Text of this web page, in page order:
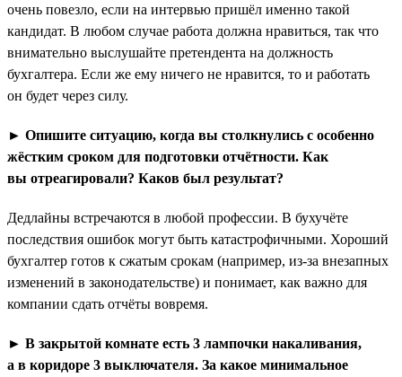
очень повезло, если на интервью пришёл именно такой
кандидат. В любом случае работа должна нравиться, так что
внимательно выслушайте претендента на должность
бухгалтера. Если же ему ничего не нравится, то и работать
он будет через силу.
► Опишите ситуацию, когда вы столкнулись с особенно
жёстким сроком для подготовки отчётности. Как
вы отреагировали? Каков был результат?
Дедлайны встречаются в любой профессии. В бухучёте
последствия ошибок могут быть катастрофичными. Хороший
бухгалтер готов к сжатым срокам (например, из-за внезапных
изменений в законодательстве) и понимает, как важно для
компании сдать отчёты вовремя.
► В закрытой комнате есть 3 лампочки накаливания,
а в коридоре 3 выключателя. За какое минимальное